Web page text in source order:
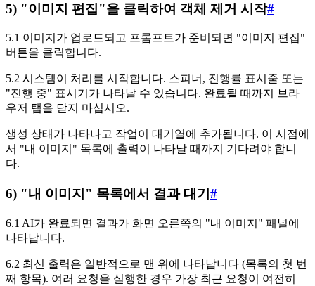
5) "이미지 편집"을 클릭하여 객체 제거 시작#
5.1 이미지가 업로드되고 프롬프트가 준비되면 "이미지 편집"
버튼을 클릭합니다.
5.2 시스템이 처리를 시작합니다. 스피너, 진행률 표시줄 또는
"진행 중" 표시기가 나타날 수 있습니다. 완료될 때까지 브라
우저 탭을 닫지 마십시오.
생성 상태가 나타나고 작업이 대기열에 추가됩니다. 이 시점에
서 "내 이미지" 목록에 출력이 나타날 때까지 기다려야 합니
다.
6) "내 이미지" 목록에서 결과 대기 #
6.1 AI가 완료되면 결과가 화면 오른쪽의 "내 이미지" 패널에
나타납니다.
6.2 최신 출력은 일반적으로 맨 위에 나타납니다 (목록의 첫 번
째 항목). 여러 요청을 실행한 경우 가장 최근 요청이 여전히